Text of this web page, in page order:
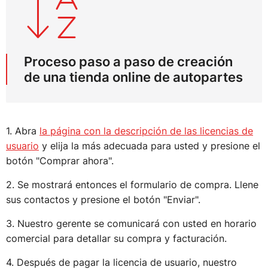
Proceso paso a paso de creación
de una tienda online de autopartes
1. Abra la página con la descripción de las licencias de
usuario y elija la más adecuada para usted y presione el
botón "Comprar ahora".
2. Se mostrará entonces el formulario de compra. Llene
sus contactos y presione el botón "Enviar".
3. Nuestro gerente se comunicará con usted en horario
comercial para detallar su compra y facturación.
4. Después de pagar la licencia de usuario, nuestro